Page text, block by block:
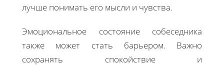
лучше понимать его мысли и чувства.
Эмоциональное состояние собеседника
также может стать барьером. Важно
сохранять спокойствие и